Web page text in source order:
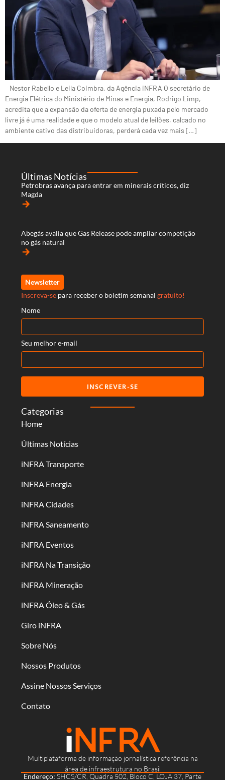
Nestor Rabello e Leila Coimbra, da Agência iNFRA O secretário de
Energia Elétrica do Ministério de Minas e Energia, Rodrigo Limp,
acredita que a expansão da oferta de energia puxada pelo mercado
livre já é uma realidade e que o modelo atual de leilões, calcado no
ambiente cativo das distribuidoras, perderá cada vez mais […]
Multiplataforma de informação jornalística referência na
área de infraestrutura no Brasil
Endereço: SHCS/CR, Quadra 502, Bloco C, LOJA 37, Parte
Categorias
Home
Últimas Notícias
iNFRA Transporte
iNFRA Energia
iNFRA Cidades
iNFRA Saneamento
iNFRA Eventos
iNFRA Na Transição
iNFRA Mineração
iNFRA Óleo & Gás
Giro iNFRA
Sobre Nós
Nossos Produtos
Assine Nossos Serviços
Contato
Últimas Notícias
Petrobras avança para entrar em minerais críticos, diz
Magda
arrow_forward
Abegás avalia que Gas Release pode ampliar competição
no gás natural
arrow_forward
Newsletter
Inscreva-se para receber o boletim semanal gratuito!
Nome
Seu melhor e-mail
INSCREVER-SE